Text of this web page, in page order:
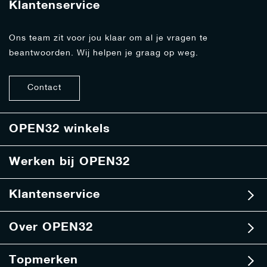
o
n
z
n
e
u
w
r
f
Klantenservice
Ons team zit voor jou klaar om al je vragen te
beantwoorden. Wij helpen je graag op weg.
Contact
OPEN32 winkels
Werken bij OPEN32
Klantenservice
Over OPEN32
Topmerken